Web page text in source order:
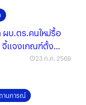
ผบ.ตร.คนใหม่รื้อ
จี้แจงเกณฑ์ตั้ง
23 ก.ค. 2569
านการณ์